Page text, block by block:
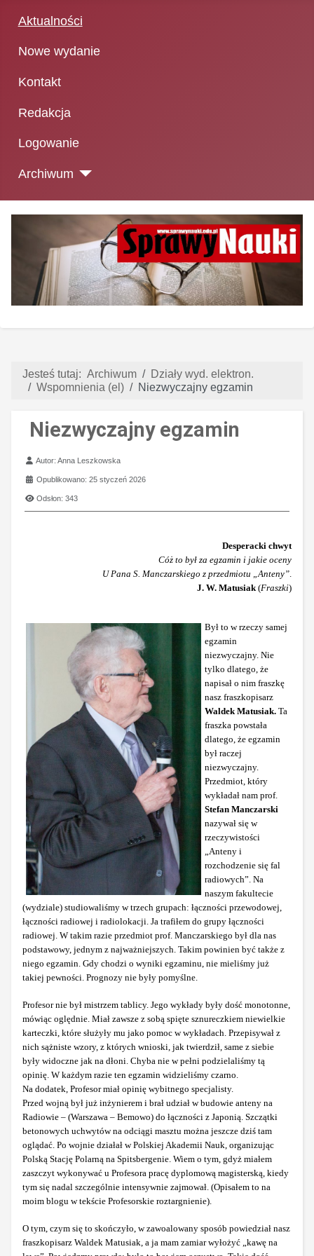
Aktualności
Nowe wydanie
Kontakt
Redakcja
Logowanie
Archiwum
Jesteś tutaj: Archiwum
Działy wyd. elektron.
Wspomnienia (el)
Niezwyczajny egzamin
Niezwyczajny egzamin
Szczegóły
Autor:Anna Leszkowska
Opublikowano: 25 styczeń 2026
Odsłon: 343
Desperacki chwyt
Cóż to był za egzamin i jakie oceny
U Pana S. Manczarskiego z przedmiotu „Anteny”.
J. W. Matusiak(Fraszki)
Był to w rzeczy samej
egzamin
niezwyczajny. Nie
tylko dlatego, że
napisał o nim fraszkę
nasz fraszkopisarz
Waldek Matusiak. Ta
fraszka powstała
dlatego, że egzamin
był raczej
niezwyczajny.
Przedmiot, który
wykładał nam prof.
Stefan Manczarski
nazywał się w
rzeczywistości
„Anteny i
rozchodzenie się fal
radiowych”. Na
naszym fakultecie
(wydziale) studiowaliśmy w trzech grupach: łączności przewodowej,
łączności radiowej i radiolokacji. Ja trafiłem do grupy łączności
radiowej. W takim razie przedmiot prof. Manczarskiego był dla nas
podstawowy, jednym z najważniejszych. Takim powinien być także z
niego egzamin. Gdy chodzi o wyniki egzaminu, nie mieliśmy już
takiej pewności. Prognozy nie były pomyślne.
Profesor nie był mistrzem tablicy. Jego wykłady były dość monotonne,
mówiąc oględnie. Miał zawsze z sobą spięte sznureczkiem niewielkie
karteczki, które służyły mu jako pomoc w wykładach. Przepisywał z
nich sążniste wzory, z których wnioski, jak twierdził, same z siebie
były widoczne jak na dłoni. Chyba nie w pełni podzielaliśmy tą
opinię. W każdym razie ten egzamin widzieliśmy czarno.
Na dodatek, Profesor miał opinię wybitnego specjalisty.
Przed wojną był już inżynierem i brał udział w budowie anteny na
Radiowie – (Warszawa – Bemowo) do łączności z Japonią. Szczątki
betonowych uchwytów na odciągi masztu można jeszcze dziś tam
oglądać. Po wojnie działał w Polskiej Akademii Nauk, organizując
Polską Stację Polarną na Spitsbergenie. Wiem o tym, gdyż miałem
zaszczyt wykonywać u Profesora pracę dyplomową magisterską, kiedy
tym się nadal szczególnie intensywnie zajmował. (Opisałem to na
moim blogu w tekście Profesorskie roztargnienie).
O tym, czym się to skończyło, w zawoalowany sposób powiedział nasz
fraszkopisarz Waldek Matusiak, a ja mam zamiar wyłożyć „kawę na